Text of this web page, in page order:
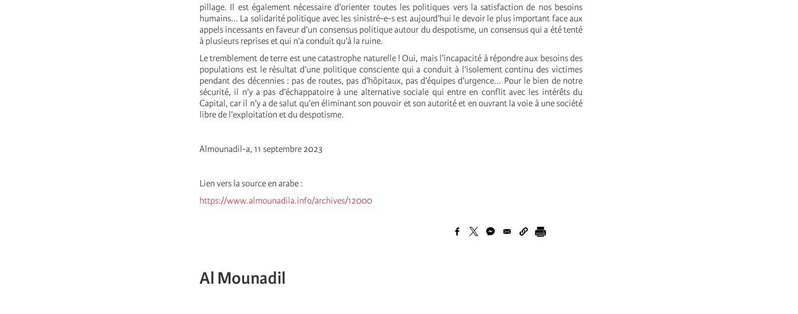
pillage. Il est également nécessaire d’orienter toutes les politiques vers la satisfaction de nos besoins
humains... La solidarité politique avec les sinistré-e-s est aujourd’hui le devoir le plus important face aux
appels incessants en faveur d’un consensus politique autour du despotisme, un consensus qui a été tenté
à plusieurs reprises et qui n’a conduit qu’à la ruine.
Le tremblement de terre est une catastrophe naturelle ! Oui, mais l’incapacité à répondre aux besoins des
populations est le résultat d’une politique consciente qui a conduit à l’isolement continu des victimes
pendant des décennies : pas de routes, pas d’hôpitaux, pas d’équipes d’urgence... Pour le bien de notre
sécurité, il n’y a pas d’échappatoire à une alternative sociale qui entre en conflit avec les intérêts du
Capital, car il n’y a de salut qu’en éliminant son pouvoir et son autorité et en ouvrant la voie à une société
libre de l’exploitation et du despotisme.
Almounadil-a, 11 septembre 2023
Lien vers la source en arabe :
https://www.almounadila.info/archives/12000
Al Mounadil